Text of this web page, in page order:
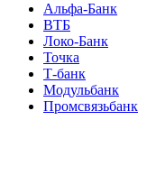
Альфа-Банк
ВТБ
Локо-Банк
Точка
Т-банк
Модульбанк
Промсвязьбанк